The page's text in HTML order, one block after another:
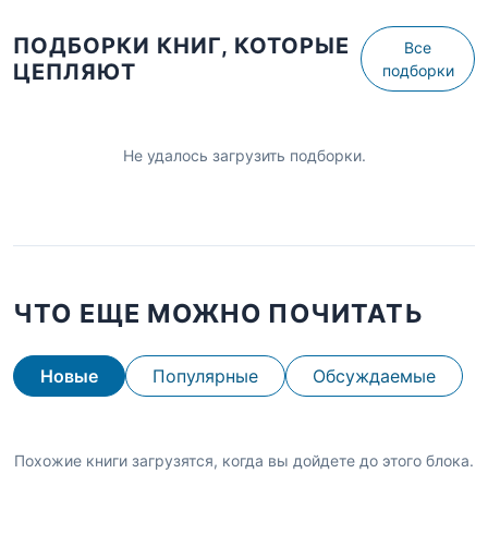
ПОДБОРКИ КНИГ, КОТОРЫЕ
ЦЕПЛЯЮТ
Все
подборки
Не удалось загрузить подборки.
ЧТО ЕЩЕ МОЖНО ПОЧИТАТЬ
Новые Популярные Обсуждаемые
Похожие книги загрузятся, когда вы дойдете до этого блока.